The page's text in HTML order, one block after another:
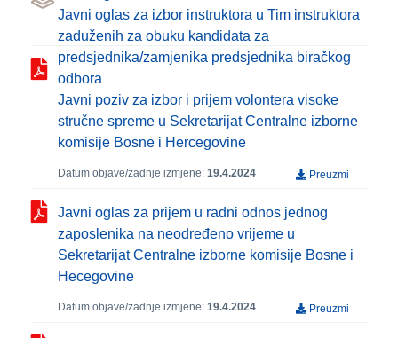
Javni oglas za izbor instruktora u Tim instruktora
zaduženih za obuku kandidata za
predsjednika/zamjenika predsjednika biračkog
odbora
Javni poziv za izbor i prijem volontera visoke
stručne spreme u Sekretarijat Centralne izborne
komisije Bosne i Hercegovine
Datum objave/zadnje izmjene: 19.4.2024 Preuzmi
Javni oglas za prijem u radni odnos jednog
zaposlenika na neodređeno vrijeme u
Sekretarijat Centralne izborne komisije Bosne i
Hecegovine
Datum objave/zadnje izmjene: 19.4.2024 Preuzmi